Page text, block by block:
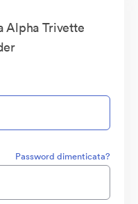
Alpha Trivette
Password dimenticata?